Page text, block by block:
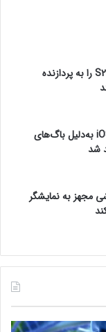
سامسونگ احتمالاً گلکسی S25 را به پردازنده
نسخه آزمایشی عمومی iOS 16 به‌دلیل باگ‌های
شد
مجهز به نمایشگر